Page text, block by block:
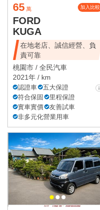
65 萬 加入比較
FORD
KUGA
在地老店、誠信經營、負
責可靠
桃園市 / 全民汽車
2021年 / km
認證車
五大保證
符合保固
里程保證
實車實價
友善試車
非多元化營業用車